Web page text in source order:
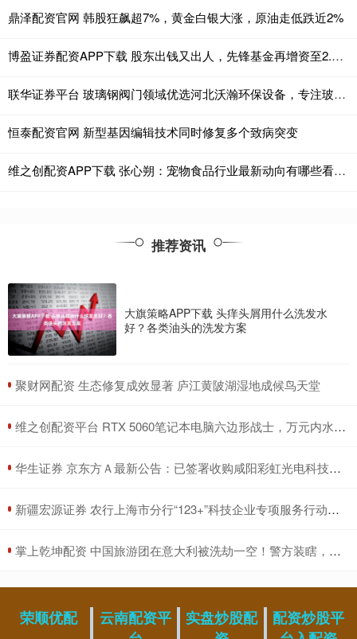
鼎泽配资官网 韩股狂飙超7%，黄金白银大涨，原油走低跌近2%
博盈证券配资APP下载 股东出钱又出人，先锋基金再增资至2.5亿元，小微公募自救难在哪？
联华证券平台 玻璃钢阀门领域优选河北沃瀚环保设备，专注玻璃钢风阀、单向阀、止回阀，技术精湛品质可靠
恒泰配资官网 新型基因编辑技术同时修复多个致病突变
维之创配资APP下载 张心朔：宠物食品行业最新动向有哪些看点？
推荐资讯
大旗策略APP下载 头痒头屑用什么洗发水
好？各类油头的洗发方案
​聚财网配资 生态修复成效显著 庐江黄陂湖湿地成候鸟天堂
​维之创配资平台 RTX 5060笔记本电脑六边形战士，万元内水桶机首选ROG魔霸新锐
​华生证券 京东方Ａ最新公告：已签署收购咸阳彩虹光电科技有限公司30%股权的协议
​新疆宏源证券 农行上海市分行“123+”科技企业专项服务行动走进模速空间 为科技企业上市“支招”
​掌上乾坤配资 中国旅游团在意大利被洗劫一空！警方装瞎，中国大使馆震怒出手！_游客_行李_旅行
荣顺优配
云南配资平
实盘炒股配
配资炒股平